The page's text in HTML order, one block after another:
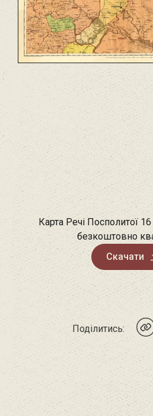
Карта Речі Посполитої 16
безкоштовно
Скачати
Поділитись: